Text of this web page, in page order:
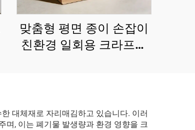
맞춤형 평면 종이 손잡이
친환경 일회용 크라프트
대체재로 자리매김하고 있습니다. 이러
며, 이는 폐기물 발생량과 환경 영향을 크